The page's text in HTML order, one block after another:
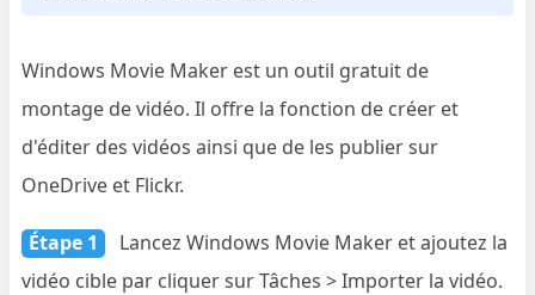
Windows Movie Maker est un outil gratuit de
montage de vidéo. Il offre la fonction de créer et
d'éditer des vidéos ainsi que de les publier sur
OneDrive et Flickr.
Étape 1
Lancez Windows Movie Maker et ajoutez la
vidéo cible par cliquer sur Tâches > Importer la vidéo.